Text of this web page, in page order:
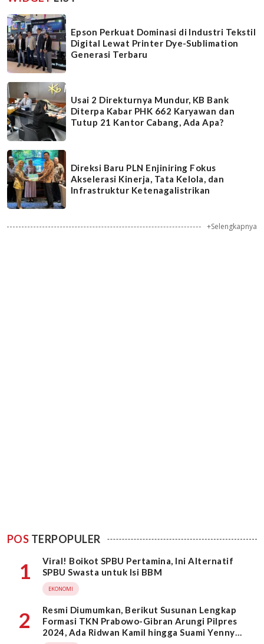
Epson Perkuat Dominasi di Industri Tekstil
Digital Lewat Printer Dye-Sublimation
Generasi Terbaru
Usai 2 Direkturnya Mundur, KB Bank
Diterpa Kabar PHK 662 Karyawan dan
Tutup 21 Kantor Cabang, Ada Apa?
Direksi Baru PLN Enjiniring Fokus
Akselerasi Kinerja, Tata Kelola, dan
Infrastruktur Ketenagalistrikan
+Selengkapnya
POS TERPOPULER
1
Viral! Boikot SPBU Pertamina, Ini Alternatif
SPBU Swasta untuk Isi BBM
EKONOMI
2
Resmi Diumumkan, Berikut Susunan Lengkap
Formasi TKN Prabowo-Gibran Arungi Pilpres
2024, Ada Ridwan Kamil hingga Suami Yenny